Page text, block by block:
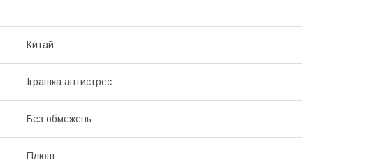
Китай
Іграшка антистрес
Без обмежень
Плюш